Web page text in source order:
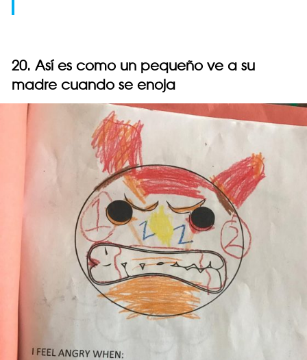
20. Así es como un pequeño ve a su
madre cuando se enoja